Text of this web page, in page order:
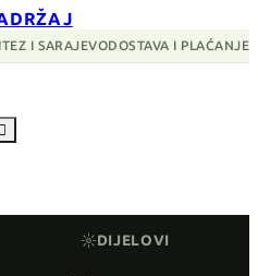
I SARAJEVODOSTAVA I PLAĆANJE

DIJELOVI